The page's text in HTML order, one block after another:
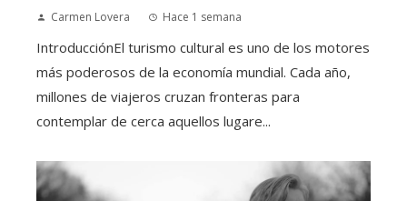
Carmen Lovera Hace 1 semana
IntroducciónEl turismo cultural es uno de los motores
más poderosos de la economía mundial. Cada año,
millones de viajeros cruzan fronteras para
contemplar de cerca aquellos lugare...